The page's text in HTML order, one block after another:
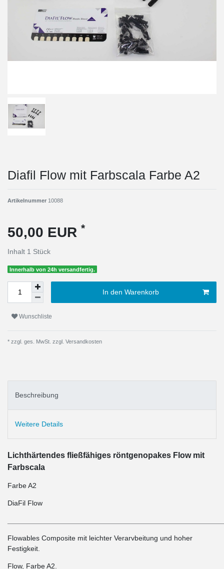
Diafil Flow mit Farbscala Farbe A2
Artikelnummer 10088
50,00 EUR *
Inhalt 1 Stück
Innerhalb von 24h versandfertig.
In den Warenkorb
Wunschliste
* zzgl. ges. MwSt. zzgl. Versandkosten
Beschreibung
Weitere Details
Lichthärtendes fließfähiges röntgenopakes Flow mit
Farbscala
Farbe A2
DiaFil Flow
Flowables Composite mit leichter Verarvbeitung und hoher
Festigkeit.
Flow, Farbe A2.